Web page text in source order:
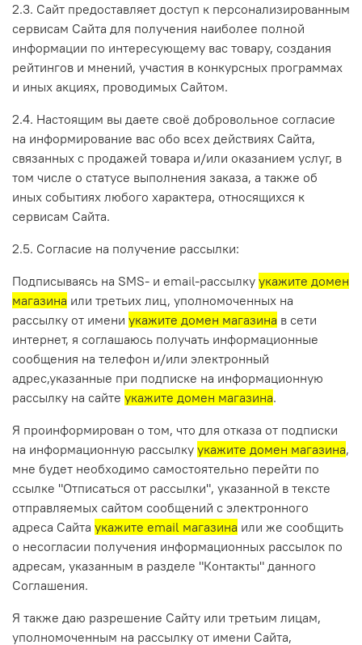
2.3. Сайт предоставляет доступ к персонализированным
сервисам Сайта для получения наиболее полной
информации по интересующему вас товару, создания
рейтингов и мнений, участия в конкурсных программах
и иных акциях, проводимых Сайтом.
2.4. Настоящим вы даете своё добровольное согласие
на информирование вас обо всех действиях Сайта,
связанных с продажей товара и/или оказанием услуг, в
том числе о статусе выполнения заказа, а также об
иных событиях любого характера, относящихся к
сервисам Сайта.
2.5. Согласие на получение рассылки:
Подписываясь на SMS- и email-рассылку укажите домен
магазина или третьих лиц, уполномоченных на
рассылку от имени укажите домен магазина в сети
интернет, я соглашаюсь получать информационные
сообщения на телефон и/или электронный
адрес,указанные при подписке на информационную
рассылку на сайте укажите домен магазина.
Я проинформирован о том, что для отказа от подписки
на информационную рассылку укажите домен магазина,
мне будет необходимо самостоятельно перейти по
ссылке "Отписаться от рассылки", указанной в тексте
отправляемых сайтом сообщений с электронного
адреса Сайта укажите email магазина или же сообщить
о несогласии получения информационных рассылок по
адресам, указанным в разделе "Контакты" данного
Соглашения.
Я также даю разрешение Сайту или третьим лицам,
уполномоченным на рассылку от имени Сайта,